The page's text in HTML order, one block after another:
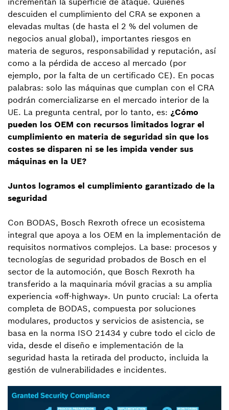
descuiden el cumplimiento del CRA se exponen a
elevadas multas (de hasta el 2 % del volumen de
negocios anual global), importantes riesgos en
materia de seguros, responsabilidad y reputación, así
como a la pérdida de acceso al mercado (por
ejemplo, por la falta de un certificado CE). En pocas
palabras: solo las máquinas que cumplan con el CRA
podrán comercializarse en el mercado interior de la
UE. La pregunta central, por lo tanto, es: ¿Cómo
pueden los OEM con recursos limitados lograr el
cumplimiento en materia de seguridad sin que los
costes se disparen ni se les impida vender sus
máquinas en la UE?
Juntos logramos el cumplimiento garantizado de la
seguridad
Con BODAS, Bosch Rexroth ofrece un ecosistema
integral que apoya a los OEM en la implementación de
requisitos normativos complejos. La base: procesos y
tecnologías de seguridad probados de Bosch en el
sector de la automoción, que Bosch Rexroth ha
transferido a la maquinaria móvil gracias a su amplia
experiencia «off-highway». Un punto crucial: La oferta
completa de BODAS, compuesta por soluciones
modulares, productos y servicios de asistencia, se
basa en la norma ISO 21434 y cubre todo el ciclo de
vida, desde el diseño e implementación de la
seguridad hasta la retirada del producto, incluida la
gestión de vulnerabilidades e incidentes.